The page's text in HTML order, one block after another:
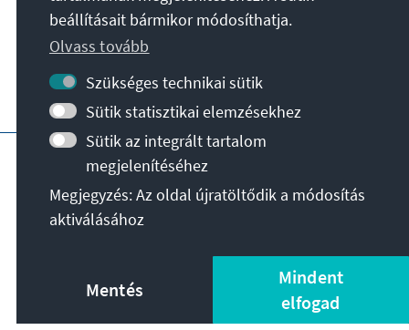
Kapcsolat
További ajánlatok az alapítványtól
Impresszum
Adatvédelem
Felhasználási feltételek
Erklärung zur Barrierefreiheit
Barriere melden
© Konrad-Adenauer-Stiftung e.V. 2026
beállításait bármikor módosíthatja.
Olvass tovább
Szükséges technikai sütik
Sütik statisztikai elemzésekhez
Sütik az integrált tartalom
megjelenítéséhez
Megjegyzés: Az oldal újratöltődik a módosítás
aktiválásához
Mentés
Mindent
elfogad